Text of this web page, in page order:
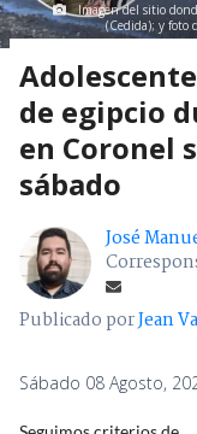
Imagen del sitio
(Cedida); y foto
de egipcio
en Coronel
sábado
José
Publicado porJean
Sábado 08 Agosto,